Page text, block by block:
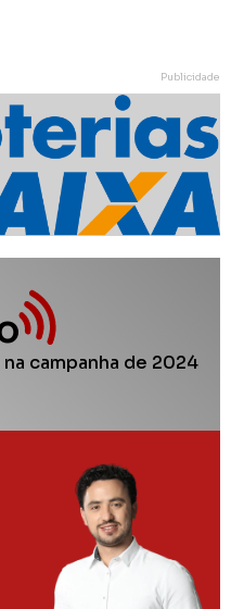
Publicidade
campanha de 2024